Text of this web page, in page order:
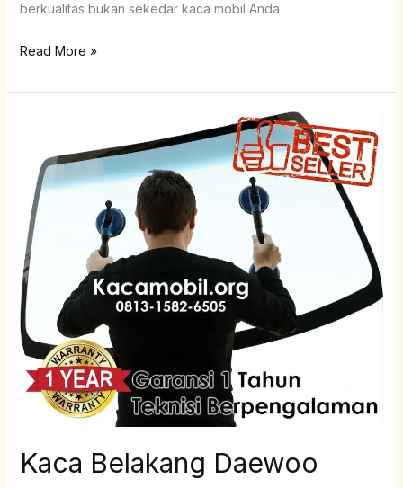
berkualitas bukan sekedar kaca mobil Anda
Read More »
Kaca Belakang Daewoo
Daewoo
Lanos